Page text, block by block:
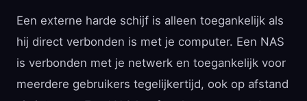
Een externe harde schijf is alleen toegankelijk als
hij direct verbonden is met je computer. Een NAS
is verbonden met je netwerk en toegankelijk voor
meerdere gebruikers tegelijkertijd, ook op afstand